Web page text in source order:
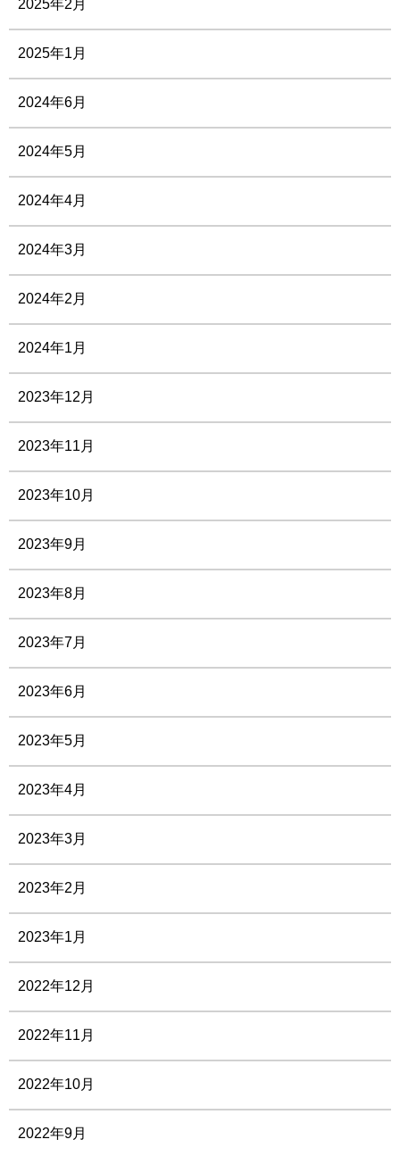
2025年2月
2025年1月
2024年6月
2024年5月
2024年4月
2024年3月
2024年2月
2024年1月
2023年12月
2023年11月
2023年10月
2023年9月
2023年8月
2023年7月
2023年6月
2023年5月
2023年4月
2023年3月
2023年2月
2023年1月
2022年12月
2022年11月
2022年10月
2022年9月